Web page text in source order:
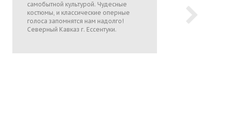
самобытной культурой. Чудесные
костюмы, и классические оперные
голоса запомнятся нам надолго!
Северный Кавказ г. Ессентуки.